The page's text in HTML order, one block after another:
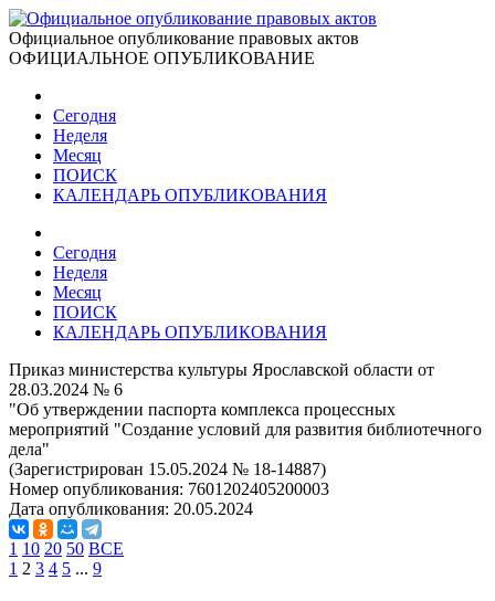
Официальное опубликование правовых актов
ОФИЦИАЛЬНОЕ ОПУБЛИКОВАНИЕ
Сегодня
Неделя
Месяц
ПОИСК
КАЛЕНДАРЬ ОПУБЛИКОВАНИЯ
Сегодня
Неделя
Месяц
ПОИСК
КАЛЕНДАРЬ ОПУБЛИКОВАНИЯ
Приказ министерства культуры Ярославской области от
28.03.2024 № 6
"Об утверждении паспорта комплекса процессных
мероприятий "Создание условий для развития библиотечного
дела"
(Зарегистрирован 15.05.2024 № 18-14887)
Номер опубликования: 7601202405200003
Дата опубликования: 20.05.2024
1 10 20 50 ВСЕ
1 2 3 4 5 ... 9